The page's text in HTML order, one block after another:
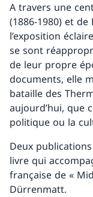
A travers une
(1886-1980) et
l’exposition
se sont
de leur propre
documents, elle
bataille des
aujourd’hui, que
politique ou la
Deux
livre qui
française de «
Dürrenmatt.